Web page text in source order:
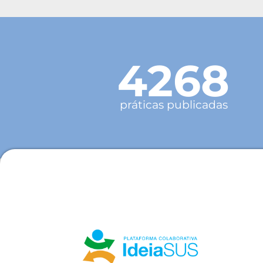
4268
práticas publicadas